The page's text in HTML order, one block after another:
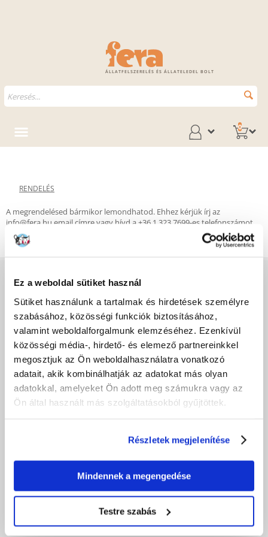
Ez a weboldal sütiket használ
Sütiket használunk a tartalmak és hirdetések személyre
szabásához, közösségi funkciók biztosításához,
valamint weboldalforgalmunk elemzéséhez. Ezenkívül
közösségi média-, hirdető- és elemező partnereinkkel
megosztjuk az Ön weboldalhasználatra vonatkozó
adatait, akik kombinálhatják az adatokat más olyan
adatokkal, amelyeket Ön adott meg számukra vagy az
Ön által használt más szolgáltatásokból gyűjtöttek.
Részletek megjelenítése
Mindennek a megengedése
Testre szabás
ÁLLATFELSZERELÉS ÉS ÁLLATELEDEL BOLT
0
RENDELÉS
A megrendelésed bármikor lemondhatod. Ehhez kérjük írj az
info@fera.hu email címre vagy hívd a +36 1 323 7699-es telefonszámot,
és mindenképpen add meg a rendelésed számát.
VÁSÁRLÁS ELŐTT
VÁSÁRLÁS
VÁSÁRLÁS UTÁN
Árukereső.hu